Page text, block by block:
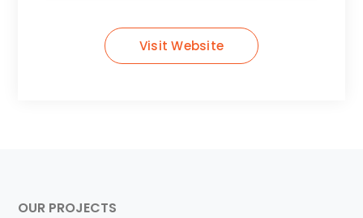
Visit Website
OUR PROJECTS